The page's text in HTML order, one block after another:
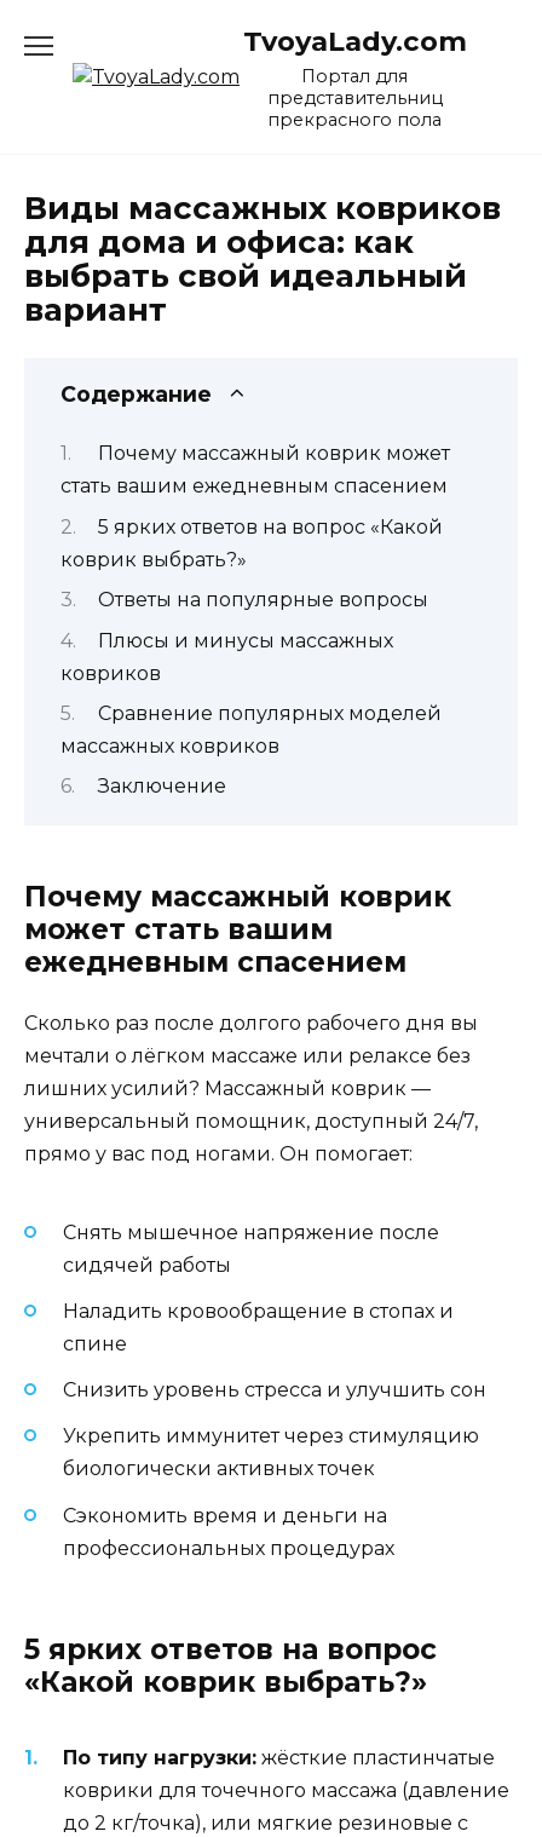
содержанию
TvoyaLady.com
Портал для
представительниц
прекрасного пола
Виды массажных ковриков
для дома и офиса: как
выбрать свой идеальный
вариант
Содержание
Почему массажный коврик может
стать вашим ежедневным спасением
5 ярких ответов на вопрос «Какой
коврик выбрать?»
Ответы на популярные вопросы
Плюсы и минусы массажных
ковриков
Сравнение популярных моделей
массажных ковриков
Заключение
Почему массажный коврик
может стать вашим
ежедневным спасением
Сколько раз после долгого рабочего дня вы
мечтали о лёгком массаже или релаксе без
лишних усилий? Массажный коврик —
универсальный помощник, доступный 24/7,
прямо у вас под ногами. Он помогает:
Снять мышечное напряжение после
сидячей работы
Наладить кровообращение в стопах и
спине
Снизить уровень стресса и улучшить сон
Укрепить иммунитет через стимуляцию
биологически активных точек
Сэкономить время и деньги на
профессиональных процедурах
5 ярких ответов на вопрос
«Какой коврик выбрать?»
По типу нагрузки: жёсткие пластинчатые
коврики для точечного массажа (давление
до 2 кг/точка), или мягкие резиновые с